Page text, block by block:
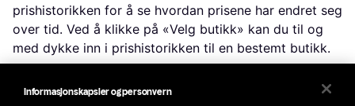
prishistorikken for å se hvordan prisene har endret seg
over tid. Ved å klikke på «Velg butikk» kan du til og
med dykke inn i prishistorikken til en bestemt butikk.
Informasjonskapsler og personvern